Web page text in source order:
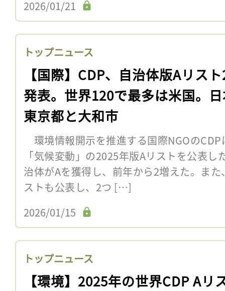
2026/01/21
トップニュース
【国際】CDP、自治体版Aリス
発表。世界120で最多は米国。
東京都と大和市
環境情報開示を推進する国際NGOの
「気候変動」の2025年版Aリストを公表
治体がAを獲得し、前年から2増えた。ま
ストも公表し、2つ […]
2026/01/15
トップニュース
【環境】2025年の世界CDP Aリ